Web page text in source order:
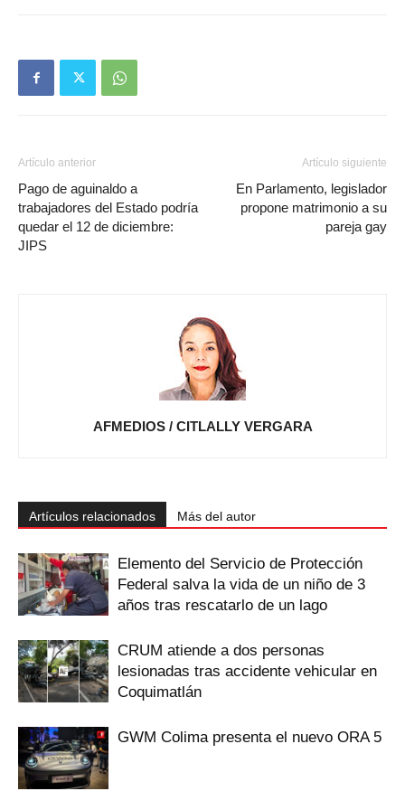
Artículo anterior
Pago de aguinaldo a
trabajadores del Estado podría
quedar el 12 de diciembre:
JIPS
Artículo siguiente
En Parlamento, legislador
propone matrimonio a su
pareja gay
AFMEDIOS / CITLALLY VERGARA
Artículos relacionados Más del autor
Elemento del Servicio de Protección
Federal salva la vida de un niño de 3
años tras rescatarlo de un lago
CRUM atiende a dos personas
lesionadas tras accidente vehicular en
Coquimatlán
GWM Colima presenta el nuevo ORA 5